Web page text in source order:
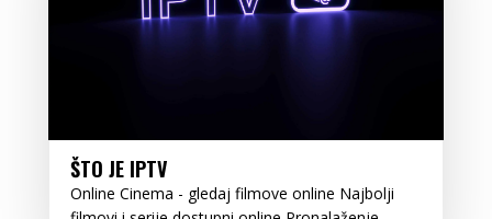
ŠTO JE IPTV
Online Cinema - gledaj filmove online Najbolji